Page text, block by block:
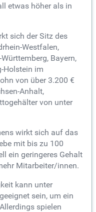
etwas höher als in
sich der Sitz des
Westfalen,
Bayern,
Holstein im
von über 3.200 €
Anhalt,
von unter
wirkt sich auf das
mit bis zu 100
ein geringeres Gehalt
Mitarbeiter/innen.
kann unter
sein, um ein
spielen